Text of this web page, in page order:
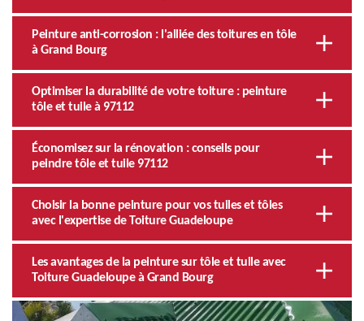
Peinture anti-corrosion : l'alliée des toitures en tôle
à Grand Bourg
Optimiser la durabilité de votre toiture : peinture
tôle et tuile à 97112
Économisez sur la rénovation : conseils pour
peindre tôle et tuile 97112
Choisir la bonne peinture pour vos tuiles et tôles
avec l'expertise de Toiture Guadeloupe
Les avantages de la peinture sur tôle et tuile avec
Toiture Guadeloupe à Grand Bourg